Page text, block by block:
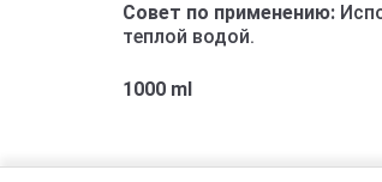
Совет по применению:
теплой водой.
1000 ml